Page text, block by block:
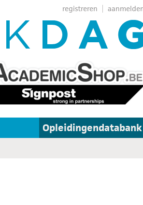
registreren
Opleidingendatabank